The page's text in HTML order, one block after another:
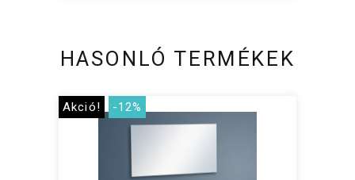
HASONLÓ TERMÉKEK
Akció! -12%